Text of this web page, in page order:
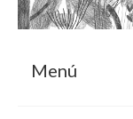
Menú